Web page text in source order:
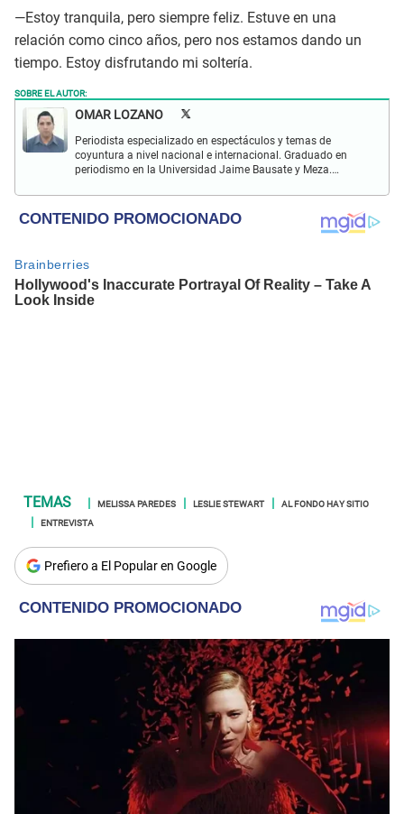
—Estoy tranquila, pero siempre feliz. Estuve en una
relación como cinco años, pero nos estamos dando un
tiempo. Estoy disfrutando mi soltería.
SOBRE EL AUTOR:
OMAR LOZANO
Periodista especializado en espectáculos y temas de
coyuntura a nivel nacional e internacional. Graduado en
periodismo en la Universidad Jaime Bausate y Meza.
relacionados con espectáculos y sociales.
MELISSA PAREDES LESLIE STEWART
AL FONDO HAY SITIO
ENTREVISTA
Prefiero a El Popular en Google